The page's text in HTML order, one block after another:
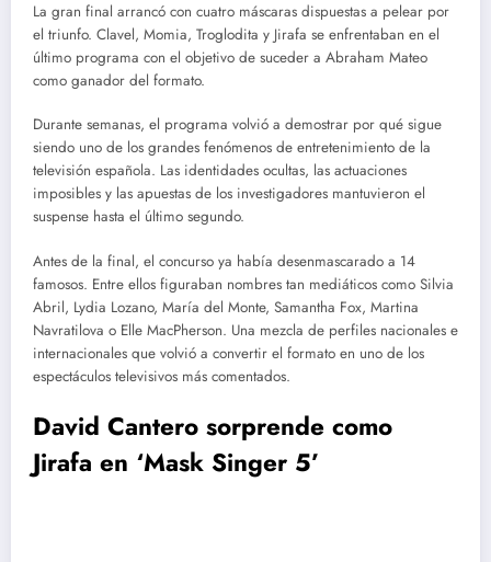
La gran final arrancó con cuatro máscaras dispuestas a pelear por
el triunfo. Clavel, Momia, Troglodita y Jirafa se enfrentaban en el
último programa con el objetivo de suceder a Abraham Mateo
como ganador del formato.
Durante semanas, el programa volvió a demostrar por qué sigue
siendo uno de los grandes fenómenos de entretenimiento de la
televisión española. Las identidades ocultas, las actuaciones
imposibles y las apuestas de los investigadores mantuvieron el
suspense hasta el último segundo.
Antes de la final, el concurso ya había desenmascarado a 14
famosos. Entre ellos figuraban nombres tan mediáticos como Silvia
Abril, Lydia Lozano, María del Monte, Samantha Fox, Martina
Navratilova o Elle MacPherson. Una mezcla de perfiles nacionales e
internacionales que volvió a convertir el formato en uno de los
espectáculos televisivos más comentados.
David Cantero sorprende como
Jirafa en ‘Mask Singer 5’